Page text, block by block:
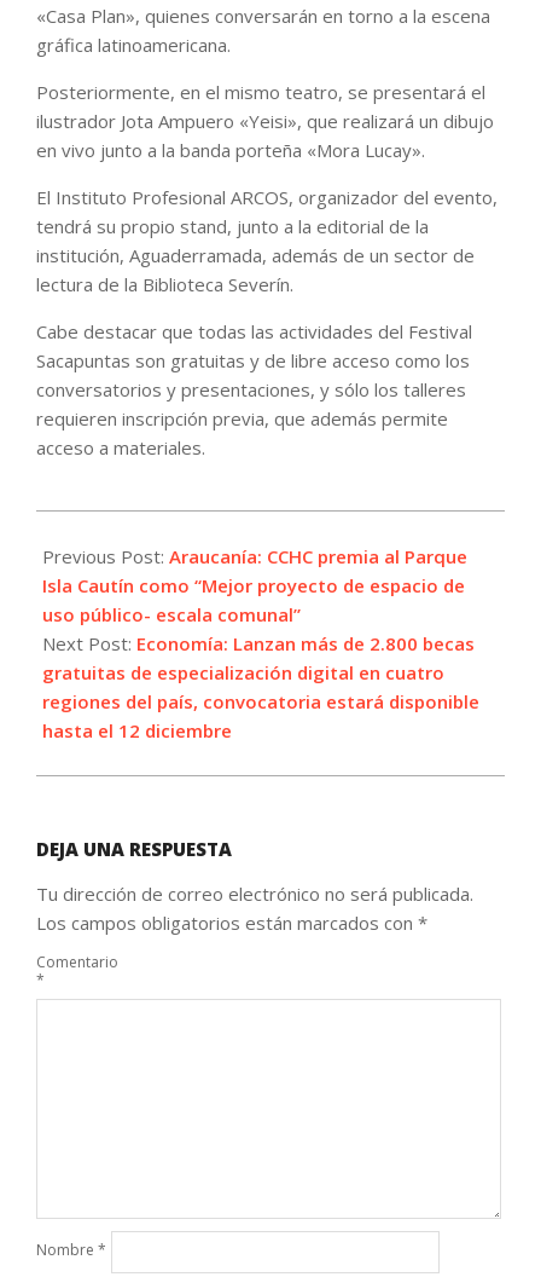
«Casa Plan», quienes conversarán en torno a la escena
gráfica latinoamericana.
Posteriormente, en el mismo teatro, se presentará el
ilustrador Jota Ampuero «Yeisi», que realizará un dibujo
en vivo junto a la banda porteña «Mora Lucay».
El Instituto Profesional ARCOS, organizador del evento,
tendrá su propio stand, junto a la editorial de la
institución, Aguaderramada, además de un sector de
lectura de la Biblioteca Severín.
Cabe destacar que todas las actividades del Festival
Sacapuntas son gratuitas y de libre acceso como los
conversatorios y presentaciones, y sólo los talleres
requieren inscripción previa, que además permite
acceso a materiales.
11-
25
Previous Post: Araucanía: CCHC premia al Parque
Isla Cautín como “Mejor proyecto de espacio de
uso público- escala comunal”
Next Post: Economía: Lanzan más de 2.800 becas
gratuitas de especialización digital en cuatro
regiones del país, convocatoria estará disponible
hasta el 12 diciembre
DEJA UNA RESPUESTA
Tu dirección de correo electrónico no será publicada.
Los campos obligatorios están marcados con *
Comentario
*
Nombre *